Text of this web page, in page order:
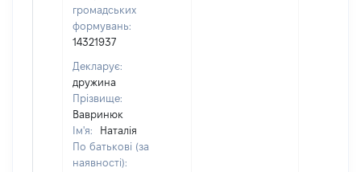
громадських
формувань:
14321937
Декларує:
дружина
Прізвище:
Вавринюк
Ім'я:
Наталія
По батькові (за
наявності):